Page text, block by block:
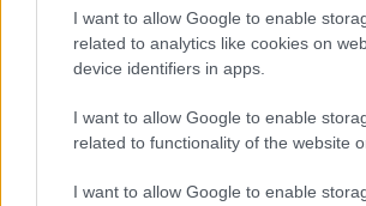
I want to allow Google to enable
related to analytics like cookies on
device identifiers in apps.
I want to allow Google to enable
related to functionality of the website
I want to allow Google to enable